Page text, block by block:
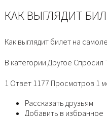
КАК ВЫГЛЯДИТ
Как выглядит билет на
В категории Другое Спросил
1 Ответ 1177 Просмотров 1
Рассказать друзьям
Добавить в избранное